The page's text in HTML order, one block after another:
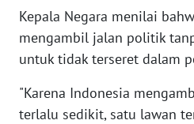
Kepala Negara menilai
mengambil jalan politik
untuk tidak terseret dalam
"Karena Indonesia
terlalu sedikit, satu lawan
PAPUA
BARAT
WN